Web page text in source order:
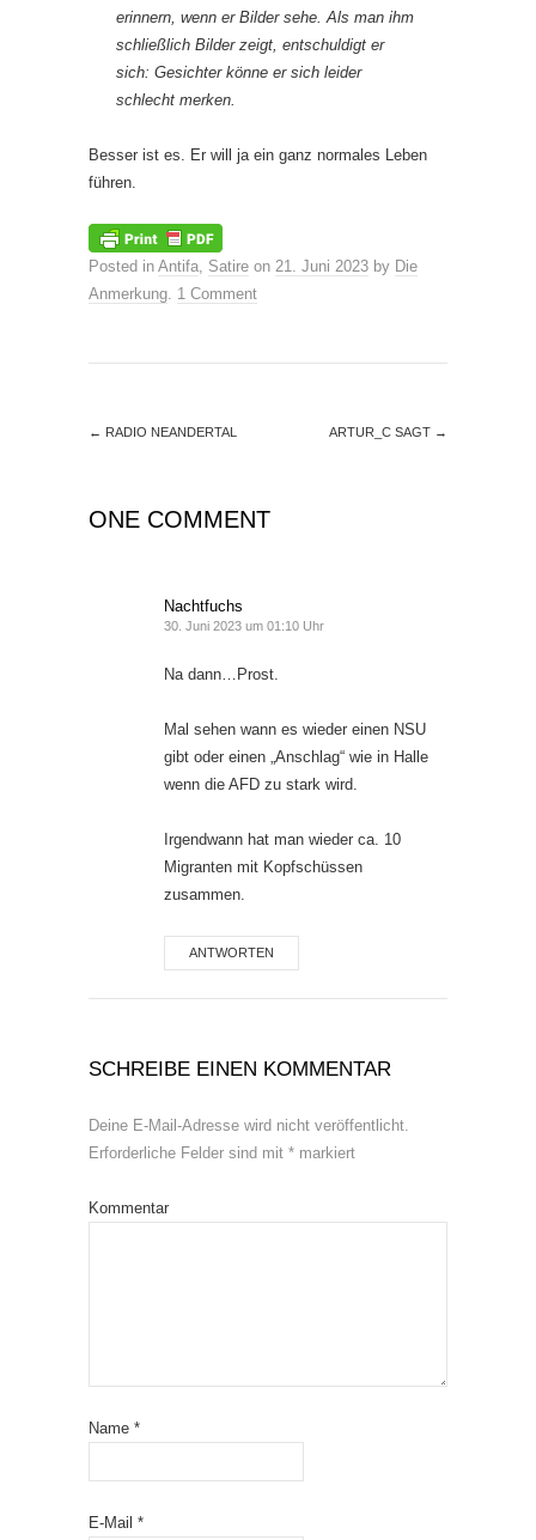
erinnern, wenn er Bilder sehe. Als man ihm
schließlich Bilder zeigt, entschuldigt er
sich: Gesichter könne er sich leider
schlecht merken.
Besser ist es. Er will ja ein ganz normales Leben
führen.
Posted in Antifa, Satire on 21. Juni 2023 by Die
Anmerkung. 1 Comment
← RADIO NEANDERTAL ARTUR_C SAGT →
ONE COMMENT
Nachtfuchs
30. Juni 2023 um 01:10 Uhr
Na dann…Prost.
Mal sehen wann es wieder einen NSU
gibt oder einen „Anschlag“ wie in Halle
wenn die AFD zu stark wird.
Irgendwann hat man wieder ca. 10
Migranten mit Kopfschüssen
zusammen.
ANTWORTEN
SCHREIBE EINEN KOMMENTAR
Deine E-Mail-Adresse wird nicht veröffentlicht.
Erforderliche Felder sind mit * markiert
Kommentar
Name *
E-Mail *